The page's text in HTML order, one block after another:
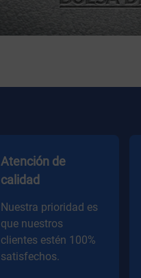
Atención de
calidad
Nuestra prioridad es
que nuestros
clientes estén 100%
satisfechos.